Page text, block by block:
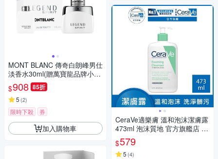
MONT BLANC 傳奇白朗峰男仕
淡香水30ml(贈萬寶龍品牌小香
乙瓶)
$908 85折
5 (2)
限時下殺 券
加入購物車
CeraVe適樂膚 溫和泡沫潔膚露
473ml 泡沫質地 官方旗艦店 溫
和清潔
$579
5 (4)